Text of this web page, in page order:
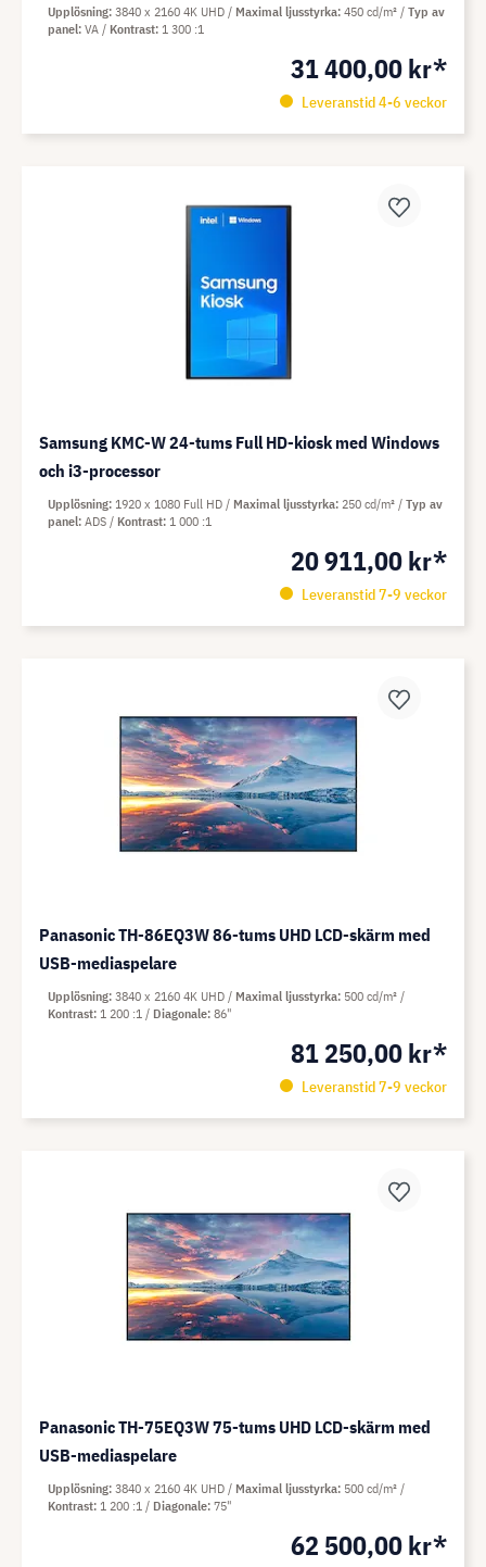
31 400,00 kr*
Leveranstid 4-6 veckor
Upplösning 3840 x 2160 4K UHD Maximal ljusstyrka 450 cd/m²
Typ av
panel VA Kontrast 1 300 :1
Samsung KMC-W 24-tums Full HD-kiosk med Windows
och i3-processor
20 911,00 kr*
Leveranstid 7-9 veckor
Upplösning 1920 x 1080 Full HD Maximal ljusstyrka 250 cd/m²
Typ av
panel ADS Kontrast 1 000 :1
Panasonic TH-86EQ3W 86-tums UHD LCD-skärm med
USB-mediaspelare
81 250,00 kr*
Leveranstid 7-9 veckor
Upplösning 3840 x 2160 4K UHD Maximal ljusstyrka 500 cd/m²
Kontrast 1 200 :1 Diagonale 86"
Panasonic TH-75EQ3W 75-tums UHD LCD-skärm med
USB-mediaspelare
62 500,00 kr*
Upplösning 3840 x 2160 4K UHD Maximal ljusstyrka 500 cd/m²
Kontrast 1 200 :1 Diagonale 75"